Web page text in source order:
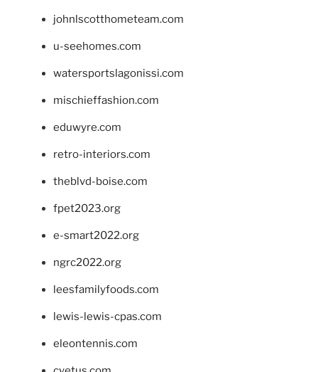
johnlscotthometeam.com
u-seehomes.com
watersportslagonissi.com
mischieffashion.com
eduwyre.com
retro-interiors.com
theblvd-boise.com
fpet2023.org
e-smart2022.org
ngrc2022.org
leesfamilyfoods.com
lewis-lewis-cpas.com
eleontennis.com